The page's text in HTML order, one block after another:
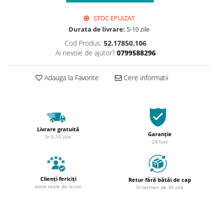
STOC EPUIZAT
Durata de livrare: 5-10 zile
Cod Produs: 52.17850.106
Ai nevoie de ajutor? 0799588296
Adauga la Favorite Cere informatii
Livrare gratuită
în 5-10 zile Garanție
24 luni
Clienți fericiți
poze reale de la voi
Retur fără bătăi de cap
în termen de 30 zile